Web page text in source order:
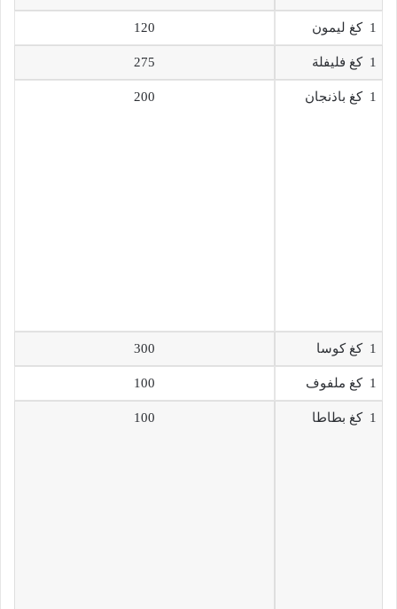
1 كغ ليمون 120
1 كغ فليفلة 275
1 كغ باذنجان 200
1 كغ كوسا 300
1 كغ ملفوف 100
1 كغ بطاطا 100